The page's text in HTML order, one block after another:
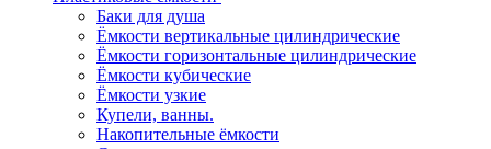
Баки для душа
Ёмкости вертикальные цилиндрические
Ёмкости горизонтальные цилиндрические
Ёмкости кубические
Ёмкости узкие
Купели, ванны.
Накопительные ёмкости